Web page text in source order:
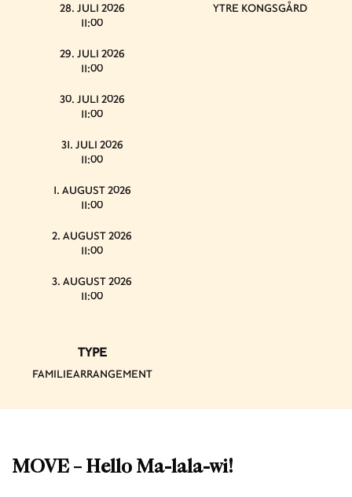
MOVE – Hello Ma-lala-wi!
28. JULI 2026
11:00
29. JULI 2026
11:00
30. JULI 2026
11:00
31. JULI 2026
11:00
1. AUGUST 2026
11:00
2. AUGUST 2026
11:00
3. AUGUST 2026
11:00
YTRE KONGSGÅRD
TYPE
FAMILIEARRANGEMENT